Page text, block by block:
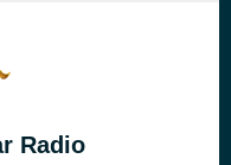
Radio